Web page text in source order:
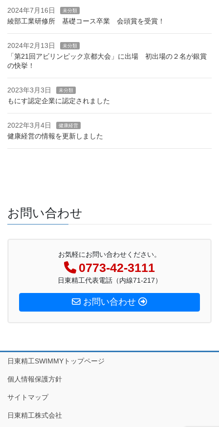
2024年7月16日 未分類
綾部工業研修所 基礎コース卒業 会頭賞を受賞！
2024年2月13日 未分類
「第21回アビリンピック京都大会」に出場 初出場の２名が銀賞
の快挙！
2023年3月3日 未分類
もにす認定企業に認定されました
2022年3月4日 健康経営
健康経営の情報を更新しました
お問い合わせ
お気軽にお問い合わせください。
0773-42-3111
日東精工代表電話（内線71-217）
お問い合わせ
日東精工SWIMMYトップページ
個人情報保護方針
サイトマップ
日東精工株式会社